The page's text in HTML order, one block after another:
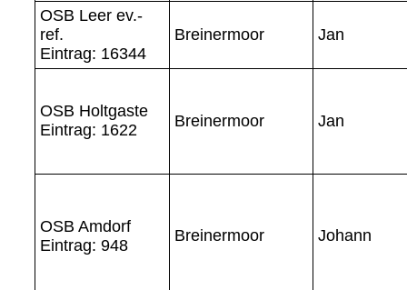
OSB Leer ev.-
ref.
Eintrag: 16344
Breinermoor Jan
OSB Holtgaste
Eintrag: 1622
Breinermoor Jan
OSB Amdorf
Eintrag: 948
Breinermoor Johann